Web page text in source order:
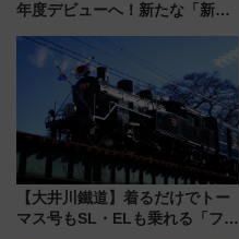
年度デビューへ！新たな「新幹
説【JR東日本】
【大井川鐵道】着るだけでトー
マス号もSL・ELも乗れる「フリ